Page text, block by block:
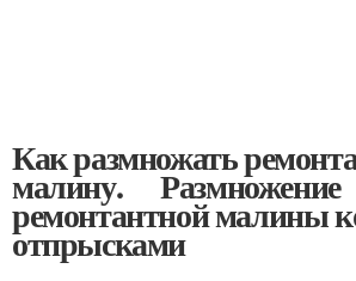
Как размножать
малину. Размножение
ремонтантной малины
отпрысками